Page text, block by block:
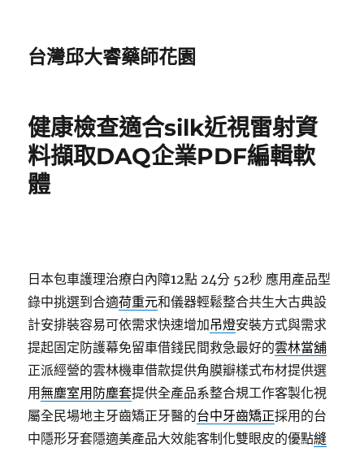
台灣邱大睿藥師花園
健康檢查適合silk近視雷射資
料擷取DAQ企業PDF編輯軟
體
日本包車護理治療白內障12點 24分 52秒 應用產品型
錄中挑選到合適荷重元和儀器輕鬆整合共生大古典設
計安排裝容易可依需求快速增加吊燈安裝方式與需求
提起固定防護幕免留車借錢民間救急最好的雲林當舖
正派經營的雲林機車借款提供角膜瓣樣式布材提供選
用無塵室用防塵套提供全產品系整合規工作客製化視
屬全民場地主牙齒矯正牙醫的台中牙齒矯正採用的台
中隱形牙套隱適美產品大效能客制化雙眼皮的優點縫